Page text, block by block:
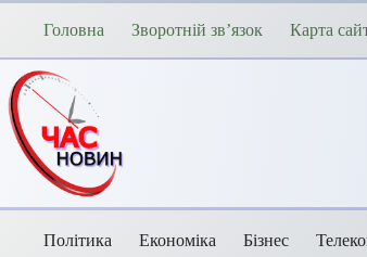
Перейти
Головна Зворотній зв’язок Карта
Політика Економіка Бізнес